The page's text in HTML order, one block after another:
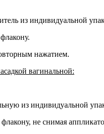
из индивидуальной
нажатием.
вагинальной:
из индивидуальной
не снимая